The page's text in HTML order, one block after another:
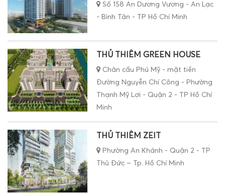
Số 158 An Dương Vương - An Lạc
- Bình Tân - TP Hồ Chí Minh
THỦ THIÊM GREEN HOUSE
Chân cầu Phú Mỹ - mặt tiền
Đường Nguyễn Chí Công - Phường
Thạnh Mỹ Lợi - Quận 2 - TP Hồ Chí
Minh
THỦ THIÊM ZEIT
Phường An Khánh - Quận 2 - TP
Thủ Đức – Tp. Hồ Chí Minh